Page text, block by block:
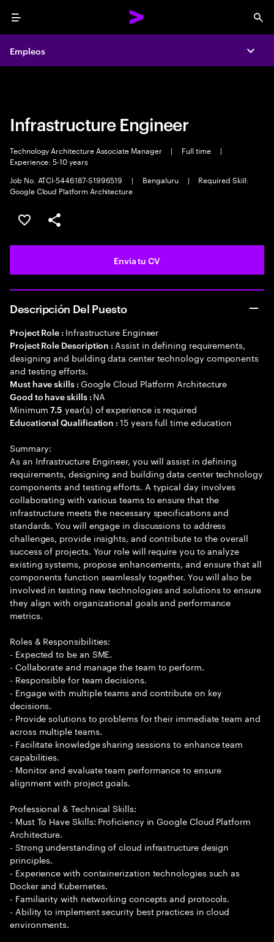
Menu
Empleos
Empleos
Infrastructure Engineer
Technology Architecture Associate Manager | Full time
|
Experience: 5-10 years
Job No. ATCI-5446187-S1996519
| Bengaluru |
Required Skill:
Google Cloud Platform Architecture
Guardar oferta
Compartir
Envia tu CV
Descripción Del Puesto
Project Role : Infrastructure Engineer
Project Role Description : Assist in defining requirements,
designing and building data center technology components
and testing efforts.
Must have skills : Google Cloud Platform Architecture
Good to have skills : NA
Minimum7.5 year(s) of experience is required
Educational Qualification :15 years full time education
Summary:
As an Infrastructure Engineer, you will assist in defining
requirements, designing and building data center technology
components and testing efforts. A typical day involves
collaborating with various teams to ensure that the
infrastructure meets the necessary specifications and
standards. You will engage in discussions to address
challenges, provide insights, and contribute to the overall
success of projects. Your role will require you to analyze
existing systems, propose enhancements, and ensure that all
components function seamlessly together. You will also be
involved in testing new technologies and solutions to ensure
they align with organizational goals and performance
metrics.
Roles & Responsibilities:
- Expected to be an SME.
- Collaborate and manage the team to perform.
- Responsible for team decisions.
- Engage with multiple teams and contribute on key
decisions.
- Provide solutions to problems for their immediate team and
across multiple teams.
- Facilitate knowledge sharing sessions to enhance team
capabilities.
- Monitor and evaluate team performance to ensure
alignment with project goals.
Professional & Technical Skills:
- Must To Have Skills: Proficiency in Google Cloud Platform
Architecture.
- Strong understanding of cloud infrastructure design
principles.
- Experience with containerization technologies such as
Docker and Kubernetes.
- Familiarity with networking concepts and protocols.
- Ability to implement security best practices in cloud
environments.